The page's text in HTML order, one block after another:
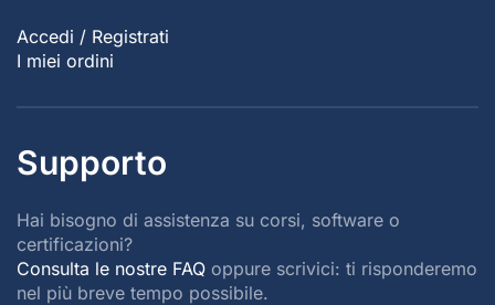
Accedi / Registrati
I miei ordini
Supporto
Hai bisogno di assistenza su corsi, software o
certificazioni?
Consulta le nostre FAQ oppure scrivici: ti risponderemo
nel più breve tempo possibile.